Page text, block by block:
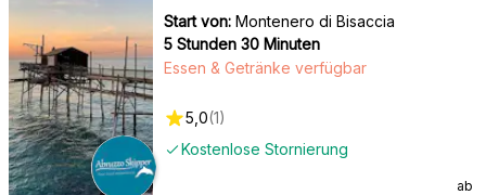
Start von: Montenero di Bisaccia
5 Stunden 30 Minuten
Kostenlose Stornierung
Essen & Getränke verfügbar
5,0(1)
ab